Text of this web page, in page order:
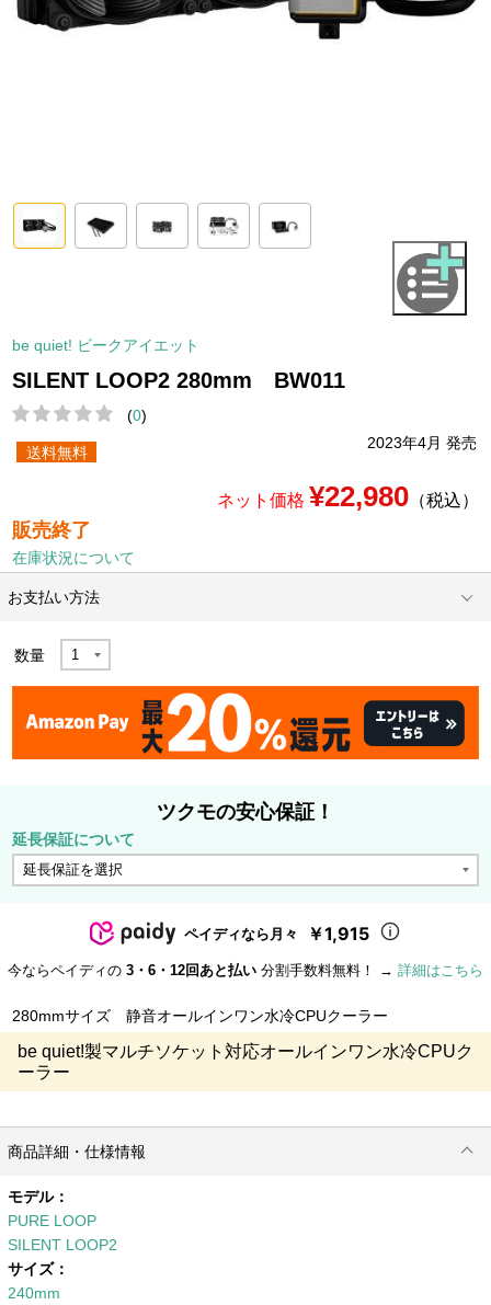
be quiet! ビークアイエット
SILENT LOOP2 280mm BW011
(0)
2023年4月 発売
送料無料
ネット価格 ¥22,980（税込）
販売終了
在庫状況について
お支払い方法
数量
ツクモの安心保証！
延長保証について
ペイディなら月々 ￥1,915
今ならペイディの 3・6・12回あと払い 分割手数料無料！ → 詳細はこちら
280mmサイズ 静音オールインワン水冷CPUクーラー
be quiet!製マルチソケット対応オールインワン水冷CPUク
ーラー
商品詳細・仕様情報
モデル：
PURE LOOP
SILENT LOOP2
サイズ：
240mm